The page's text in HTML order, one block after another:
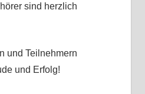
sind herzlich
und Teilnehmern
und Erfolg!